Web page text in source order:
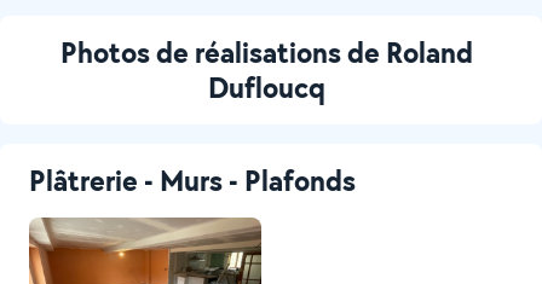
Photos de réalisations de Roland
Dufloucq
Plâtrerie - Murs - Plafonds